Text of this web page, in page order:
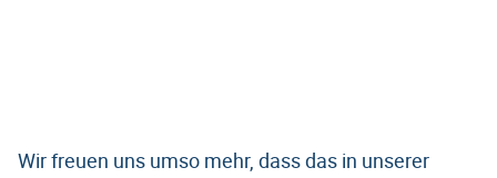
Wir freuen uns umso mehr, dass das in unserer